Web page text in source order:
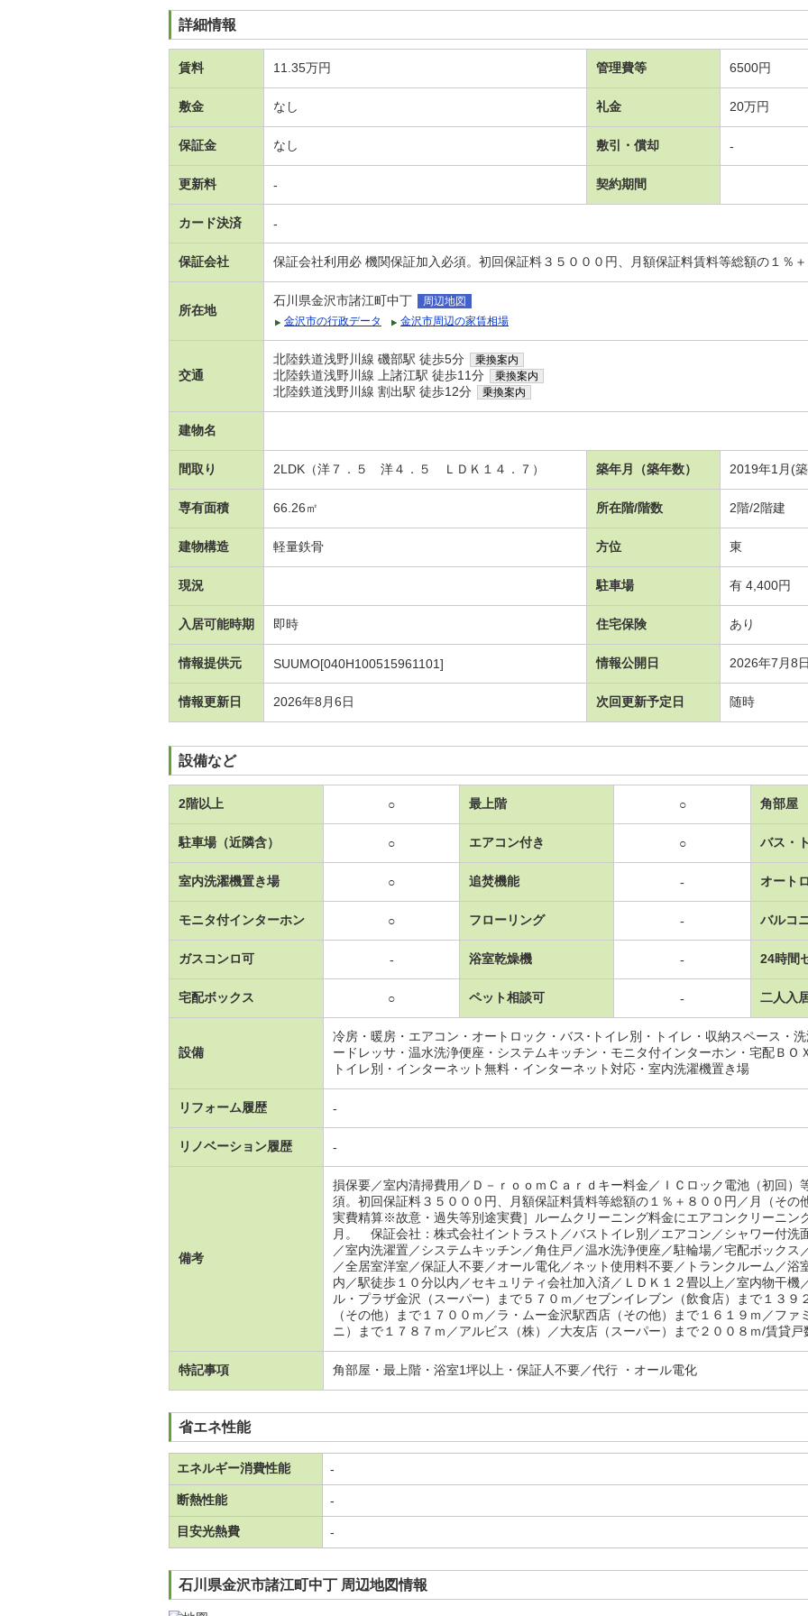
詳細情報
賃料 11.35万円 管理費等 6500円
敷金 なし 礼金 20万円
保証金 なし 敷引・償却 -
更新料 - 契約期間
カード決済 -
保証会社 保証会社利用必 機関保証加入必須。初回保証料３５０００円、月額保証料賃料等総額の１％
所在地
石川県金沢市諸江町中丁
周辺地図
金沢市の行政データ
金沢市周辺の家賃相場
交通
北陸鉄道浅野川線 磯部駅 徒歩5分 乗換案内
北陸鉄道浅野川線 上諸江駅 徒歩11分 乗換案内
北陸鉄道浅野川線 割出駅 徒歩12分 乗換案内
建物名
間取り 2LDK（洋７．５ 洋４．５ ＬＤＫ１４．７） 築年月（築年数） 2019年1月(
専有面積 66.26㎡ 所在階/階数 2階/2階建
建物構造 軽量鉄骨 方位 東
現況 駐車場 有 4,400円
入居可能時期 即時 住宅保険 あり
情報提供元 SUUMO[040H100515961101] 情報公開日 2026年7月8日
情報更新日 2026年8月6日 次回更新予定日 随時
設備など
2階以上 ○ 最上階 ○ 角部屋
駐車場（近隣含） ○ エアコン付き ○ バス・
室内洗濯機置き場 ○ 追焚機能 - オート
モニタ付インターホン ○ フローリング - バルコ
ガスコンロ可 - 浴室乾燥機 - 24時間
宅配ボックス ○ ペット相談可 - 二人入
設備
冷房・暖房・エアコン・オートロック・バス･トイレ別・トイレ・収納スペース・
ードレッサ・温水洗浄便座・システムキッチン・モニタ付インターホン・宅配ＢＯ
トイレ別・インターネット無料・インターネット対応・室内洗濯機置き場
リフォーム履歴 -
リノベーション履歴 -
備考
損保要／室内清掃費用／Ｄ－ｒｏｏｍＣａｒｄキー料金／ＩＣロック電池（初回）
須。初回保証料３５０００円、月額保証料賃料等総額の１％＋８００円／月（そ
実費精算※故意・過失等別途実費］ルームクリーニング料金にエアコンクリーニン
月。 保証会社：株式会社イントラスト／バストイレ別／エアコン／シャワー付洗
／室内洗濯置／システムキッチン／角住戸／温水洗浄便座／駐輪場／宅配ボック
／全居室洋室／保証人不要／オール電化／ネット使用料不要／トランクルーム／浴
内／駅徒歩１０分以内／セキュリティ会社加入済／ＬＤＫ１２畳以上／室内物干機
ル・プラザ金沢（スーパー）まで５７０ｍ／セブンイレブン（飲食店）まで１３
（その他）まで１７００ｍ／ラ・ムー金沢駅西店（その他）まで１６１９ｍ／フ
ニ）まで１７８７ｍ／アルビス（株）／大友店（スーパー）まで２００８ｍ/賃貸戸
特記事項 角部屋・最上階・浴室1坪以上・保証人不要／代行 ・オール電化
省エネ性能
エネルギー消費性能 -
断熱性能 -
目安光熱費 -
石川県金沢市諸江町中丁 周辺地図情報